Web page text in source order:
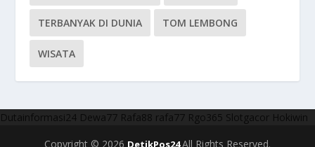
TERBANYAK DI DUNIA TOM LEMBONG
WISATA
Dutainformasi24 Dewa77 Rafa88 rafa77 Rgo365 Slotgacor Hokiwin
Copyright © 2026 DetikPos24All Rights Reserved.